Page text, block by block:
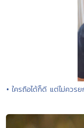
• ใครถือได้ก็ดี แต่ไม่คว